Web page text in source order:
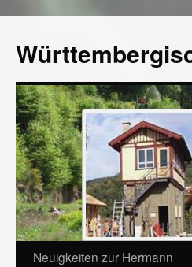
Neuigkeiten zur Hermann